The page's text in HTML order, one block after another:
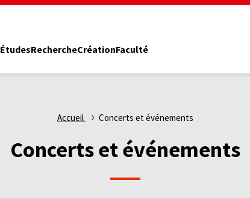
ÉtudesRechercheCréationFaculté
Accueil Concerts et événements
Concerts et événements